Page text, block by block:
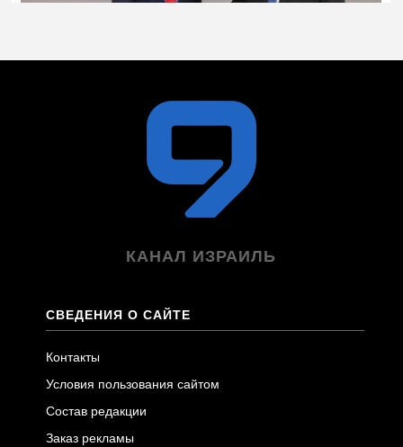
КАНАЛ ИЗРАИЛЬ
СВЕДЕНИЯ О САЙТЕ
Контакты
Условия пользования сайтом
Состав редакции
Заказ рекламы